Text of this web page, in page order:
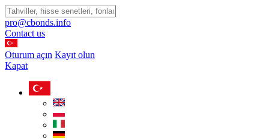
pro@cbonds.info
Contact us
Oturum açın Kayıt olun
Kapat